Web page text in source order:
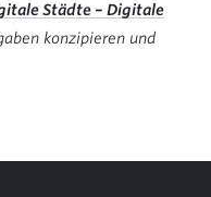
Städte – Digitale
konzipieren und